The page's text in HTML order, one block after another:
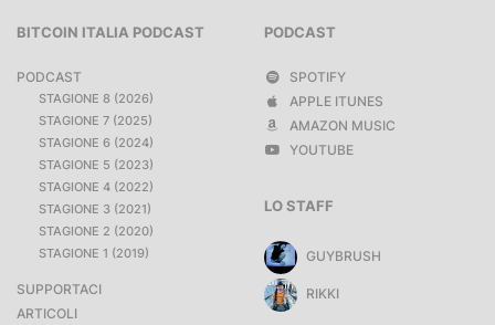
BITCOIN ITALIA PODCAST
PODCAST
STAGIONE 8 (2026)
STAGIONE 7 (2025)
STAGIONE 6 (2024)
STAGIONE 5 (2023)
STAGIONE 4 (2022)
STAGIONE 3 (2021)
STAGIONE 2 (2020)
STAGIONE 1 (2019)
SUPPORTACI
ARTICOLI
PODCAST
SPOTIFY
APPLE ITUNES
AMAZON MUSIC
YOUTUBE
LO STAFF
GUYBRUSH
RIKKI